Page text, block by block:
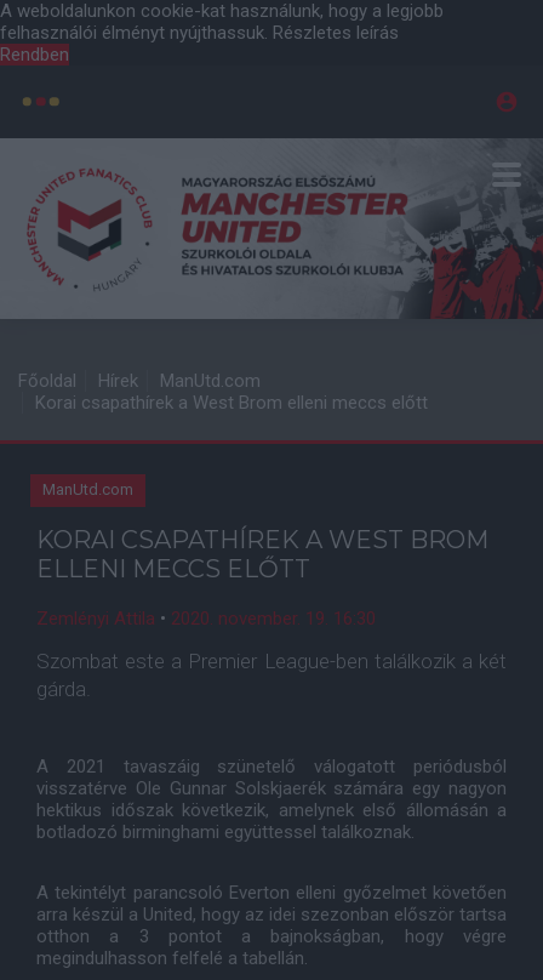
A weboldalunkon cookie-kat használunk, hogy a legjobb
felhasználói élményt nyújthassuk. Részletes leírás
Rendben
Főoldal Hírek
ManUtd.com
Korai csapathírek a West Brom elleni meccs előtt
ManUtd.com
KORAI CSAPATHÍREK A WEST BROM
ELLENI MECCS ELŐTT
Zemlényi Attila • 2020. november. 19. 16:30
Szombat este a Premier League-ben találkozik a két
gárda.
A 2021 tavaszáig szünetelő válogatott periódusból
visszatérve Ole Gunnar Solskjaerék számára egy nagyon
hektikus időszak következik, amelynek első állomásán a
botladozó birminghami együttessel találkoznak.
A tekintélyt parancsoló Everton elleni győzelmet követően
arra készül a United, hogy az idei szezonban először tartsa
otthon a 3 pontot a bajnokságban, hogy végre
megindulhasson felfelé a tabellán.